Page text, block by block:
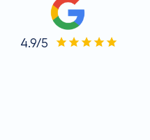
4.9/5